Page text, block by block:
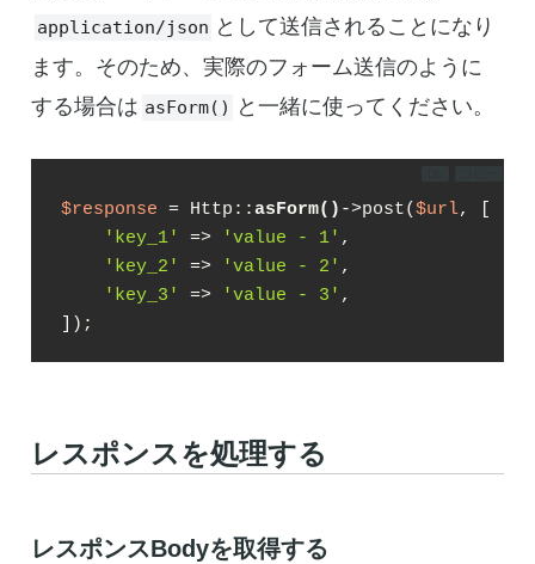
application/json として送信されることになり
ます。そのため、実際のフォーム送信のように
する場合は asForm() と一緒に使ってください。
$response = Http::asForm() ->post($url, [
'key_1'
=> 'value - 1' ,
'key_2'
=> 'value - 2' ,
'key_3'
=> 'value - 3' ,
]);
レスポンスを処理する
レスポンスBodyを取得する